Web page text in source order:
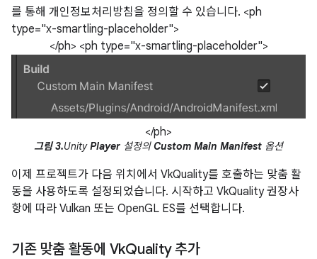
를 통해 개인정보처리방침을 정의할 수 있습니다. <ph
type="x-smartling-placeholder">
</ph> <ph type="x-smartling-placeholder">
</ph>
그림 3.UnityPlayer 설정의 Custom Main Manifest 옵션
이제 프로젝트가 다음 위치에서 VkQuality를 호출하는 맞춤 활
동을 사용하도록 설정되었습니다. 시작하고 VkQuality 권장사
항에 따라 Vulkan 또는 OpenGL ES를 선택합니다.
기존 맞춤 활동에 VkQuality 추가